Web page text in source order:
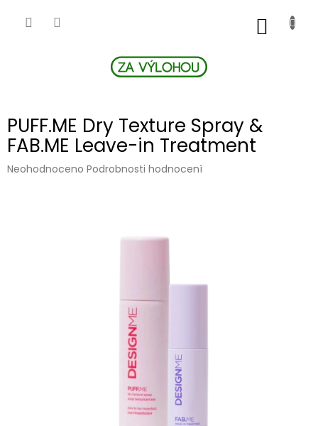
PUFF.ME Dry Texture Spray &
FAB.ME Leave-in Treatment
Průměrné
Neohodnoceno Podrobnosti hodnocení